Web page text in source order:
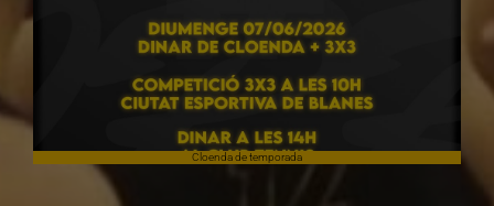
Cloenda de temporada